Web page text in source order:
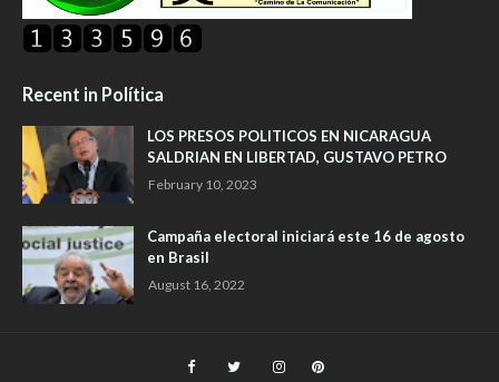
Recent in Política
LOS PRESOS POLITICOS EN NICARAGUA
SALDRIAN EN LIBERTAD, GUSTAVO PETRO
February 10, 2023
Campaña electoral iniciará este 16 de agosto
en Brasil
August 16, 2022